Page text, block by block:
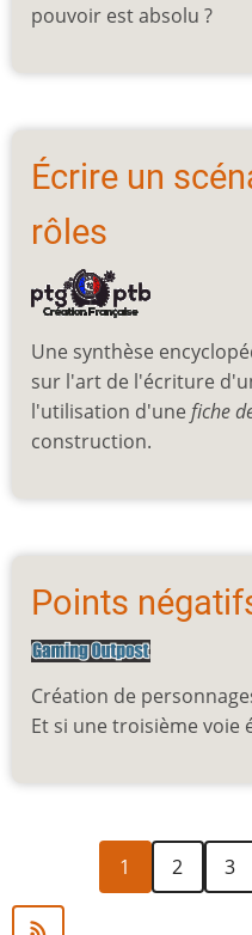
pouvoir est absolu ?
Écrire un
rôles
Une synthèse
sur l'art de l'écriture
l'utilisation d'une fiche
construction.
Points
Création de
Et si une troisième voie
PaginationPage
courante
1 Page
2 Page
3